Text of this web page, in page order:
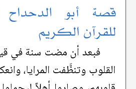
قصة أبو
للقرآن الكريم
فبعد أن مضت سنة في
القلوب وتنظَّفت المرايا،